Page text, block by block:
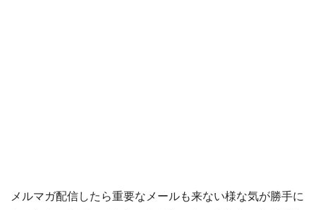
メルマガ配信したら重要なメールも来ない様な気が勝手に